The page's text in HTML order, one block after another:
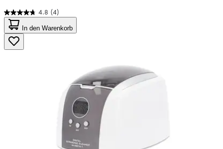
4.8 (4)
4.8
von
5
Sternen.
4
In den Warenkorb